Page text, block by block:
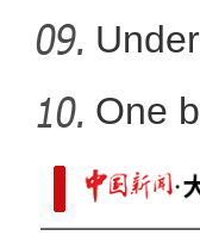
energ
more
One